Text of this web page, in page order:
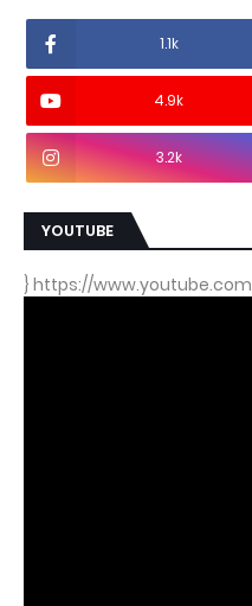
1.1k
4.9k
3.2k
YOUTUBE
} https://